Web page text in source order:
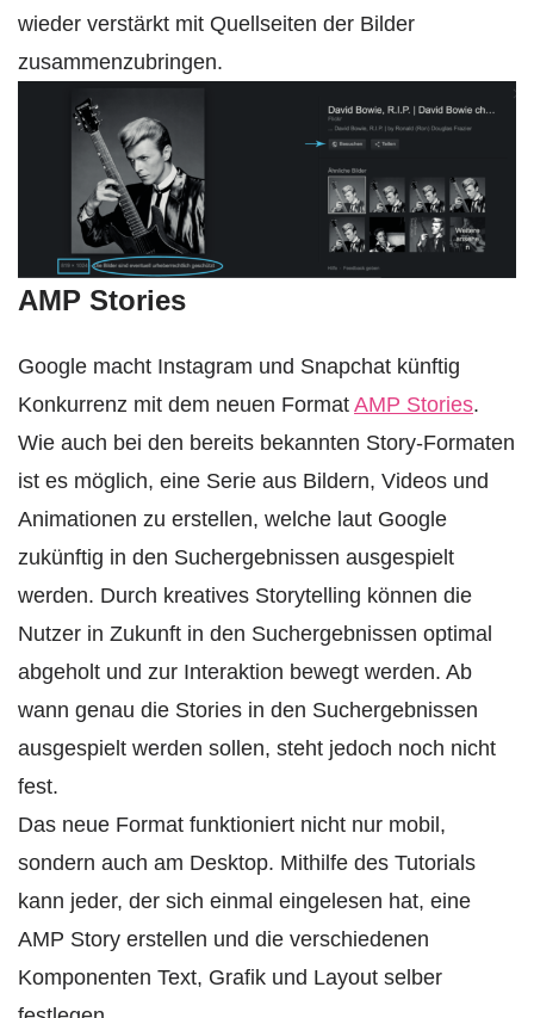
wieder verstärkt mit Quellseiten der Bilder
zusammenzubringen.
AMP Stories
Google macht Instagram und Snapchat künftig
Konkurrenz mit dem neuen Format AMP Stories.
Wie auch bei den bereits bekannten Story-Formaten
ist es möglich, eine Serie aus Bildern, Videos und
Animationen zu erstellen, welche laut Google
zukünftig in den Suchergebnissen ausgespielt
werden. Durch kreatives Storytelling können die
Nutzer in Zukunft in den Suchergebnissen optimal
abgeholt und zur Interaktion bewegt werden. Ab
wann genau die Stories in den Suchergebnissen
ausgespielt werden sollen, steht jedoch noch nicht
fest.
Das neue Format funktioniert nicht nur mobil,
sondern auch am Desktop. Mithilfe des Tutorials
kann jeder, der sich einmal eingelesen hat, eine
AMP Story erstellen und die verschiedenen
Komponenten Text, Grafik und Layout selber